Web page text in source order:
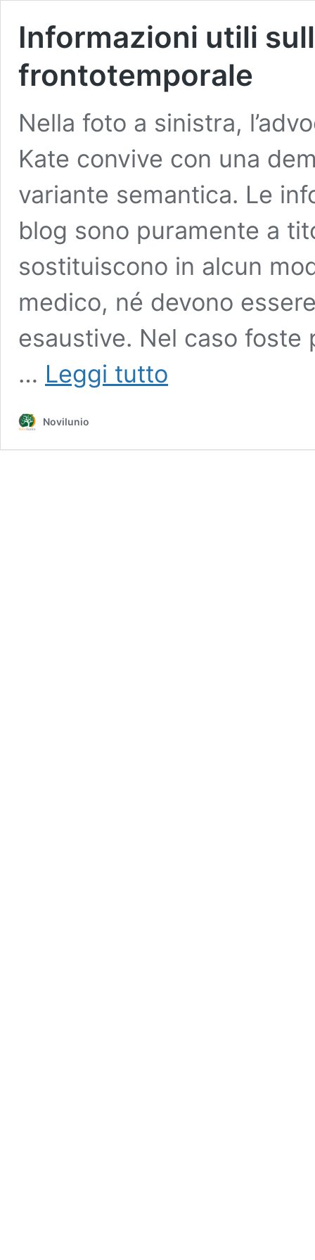
Informazioni utili
frontotemporale
Nella foto a sinistra,
Kate convive con una
variante semantica. Le
blog sono puramente a
sostituiscono in alcun
medico, né devono
esaustive. Nel caso
… Leggi tutto
Novilunio